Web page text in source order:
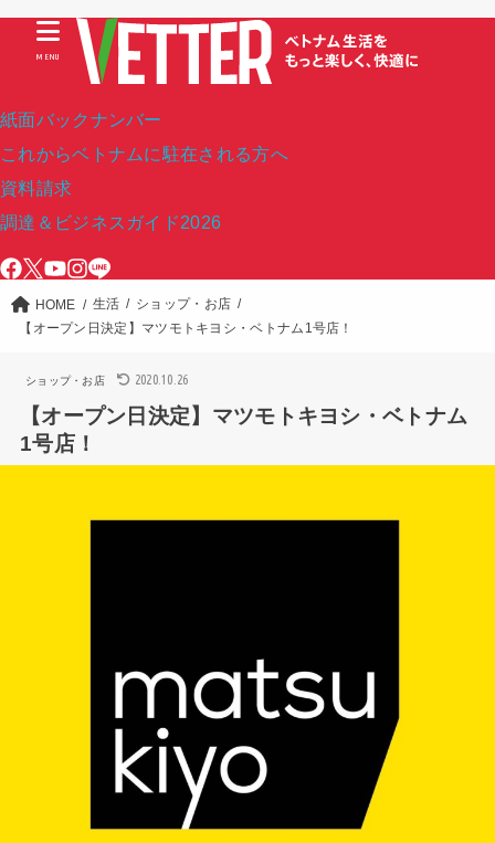
紙面バックナンバー
これからベトナムに駐在される方へ
資料請求
調達＆ビジネスガイド2026
MENU
HOME 生活
ショップ・お店
【オープン日決定】マツモトキヨシ・ベトナム1号店！
ショップ・お店 2020.10.26
【オープン日決定】マツモトキヨシ・ベトナム
1号店！